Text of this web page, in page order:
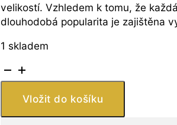
velikostí. Vzhledem k tomu, že
dlouhodobá popularita je zajištěna
1 skladem
Stříbrná
mince
LunarVložit do košíku